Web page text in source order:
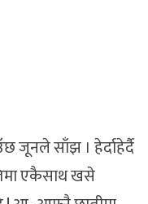
जूनले साँझ । हेर्दाहेर्दै
एकैसाथ खसे